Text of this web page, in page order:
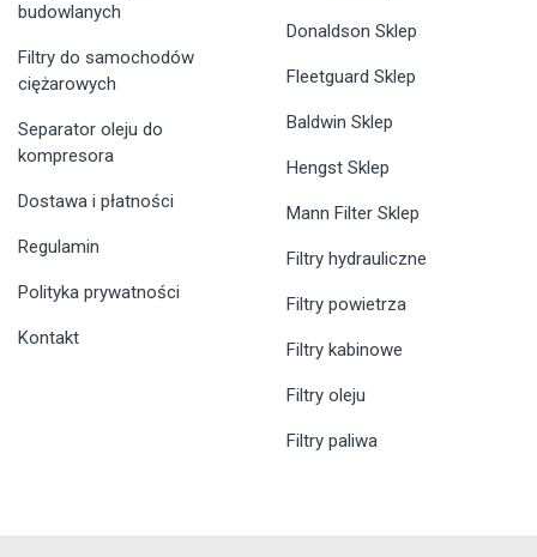
budowlanych
Filtry do samochodów
ciężarowych
Separator oleju do
kompresora
Dostawa i płatności
Regulamin
Polityka prywatności
Kontakt
Donaldson Sklep
Fleetguard Sklep
Baldwin Sklep
Hengst Sklep
Mann Filter Sklep
Filtry hydrauliczne
Filtry powietrza
Filtry kabinowe
Filtry oleju
Filtry paliwa